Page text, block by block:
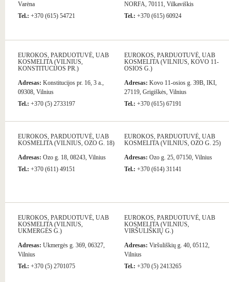
Varėna
Tel.: +370 (615) 54721
NORFA, 70111, Vilkaviškis
Tel.: +370 (615) 60924
EUROKOS, PARDUOTUVĖ, UAB
KOSMELITA (VILNIUS,
KONSTITUCIJOS PR.)
Adresas: Konstitucijos pr. 16, 3 a.,
09308, Vilnius
Tel.: +370 (5) 2733197
EUROKOS, PARDUOTUVĖ, UAB
KOSMELITA (VILNIUS, KOVO 11-
OSIOS G.)
Adresas: Kovo 11-osios g. 39B, IKI,
27119, Grigiškės, Vilnius
Tel.: +370 (615) 67191
EUROKOS, PARDUOTUVĖ, UAB
KOSMELITA (VILNIUS, OZO G. 18)
Adresas: Ozo g. 18, 08243, Vilnius
Tel.: +370 (611) 49151
EUROKOS, PARDUOTUVĖ, UAB
KOSMELITA (VILNIUS, OZO G. 25)
Adresas: Ozo g. 25, 07150, Vilnius
Tel.: +370 (614) 31141
EUROKOS, PARDUOTUVĖ, UAB
KOSMELITA (VILNIUS,
UKMERGĖS G.)
Adresas: Ukmergės g. 369, 06327,
Vilnius
Tel.: +370 (5) 2701075
EUROKOS, PARDUOTUVĖ, UAB
KOSMELITA (VILNIUS,
VIRŠULIŠKIŲ G.)
Adresas: Viršuliškių g. 40, 05112,
Vilnius
Tel.: +370 (5) 2413265